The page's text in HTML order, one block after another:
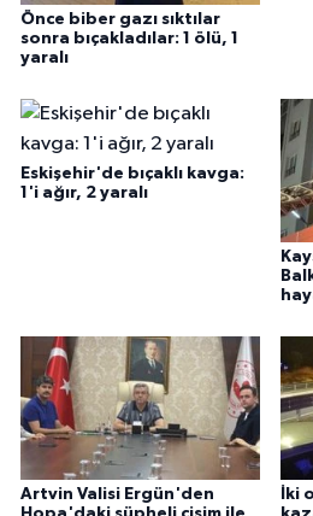
Önce biber gazı sıktılar
sonra bıçakladılar: 1 ölü, 1
yaralı
Eskişehir'de bıçaklı kavga:
1'i ağır, 2 yaralı
Artvin Valisi Ergün'den
İki